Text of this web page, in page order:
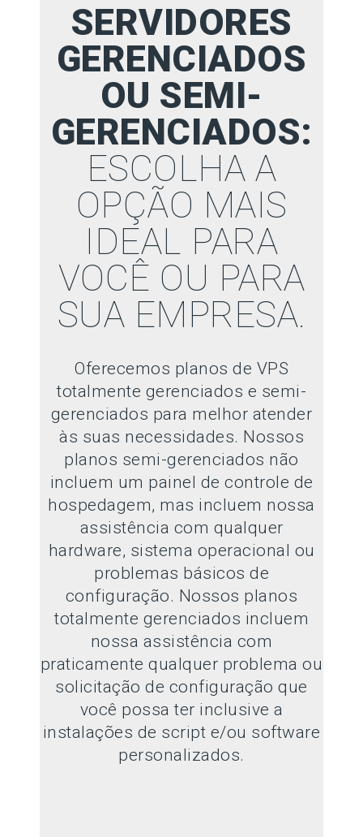
SERVIDORES
GERENCIADOS
OU SEMI-
GERENCIADOS:
ESCOLHA A
OPÇÃO MAIS
IDEAL PARA
VOCÊ OU PARA
SUA EMPRESA.
Oferecemos planos de VPS
totalmente gerenciados e semi-
gerenciados para melhor atender
às suas necessidades. Nossos
planos semi-gerenciados não
incluem um painel de controle de
hospedagem, mas incluem nossa
assistência com qualquer
hardware, sistema operacional ou
problemas básicos de
configuração. Nossos planos
totalmente gerenciados incluem
nossa assistência com
praticamente qualquer problema ou
solicitação de configuração que
você possa ter inclusive a
instalações de script e/ou software
personalizados.